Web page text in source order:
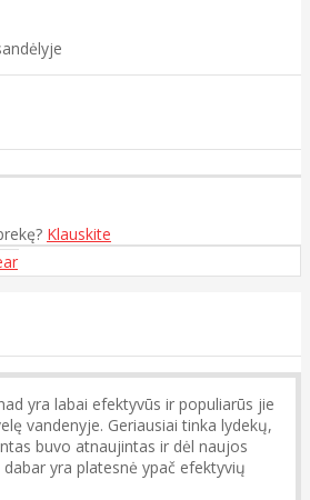
Klauskite
yra labai efektyvūs ir populiarūs jie
vandenyje. Geriausiai tinka lydekų,
buvo atnaujintas ir dėl naujos
yra platesnė ypač efektyvių